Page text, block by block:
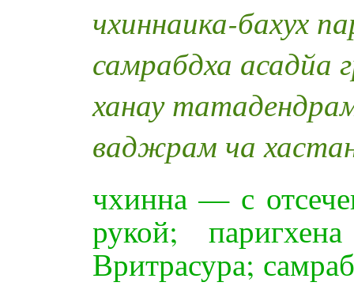
чхиннаика-бахух
самрабдха
ханау
ваджрам ча
чхинна — с
рукой;
Вритрасура;